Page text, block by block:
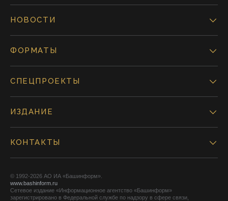
НОВОСТИ
ФОРМАТЫ
СПЕЦПРОЕКТЫ
ИЗДАНИЕ
КОНТАКТЫ
© 1992-2026 АО ИА «Башинформ».
www.bashinform.ru
Сетевое издание «Информационное агентство «Башинформ»
зарегистрировано в Федеральной службе по надзору в сфере связи,